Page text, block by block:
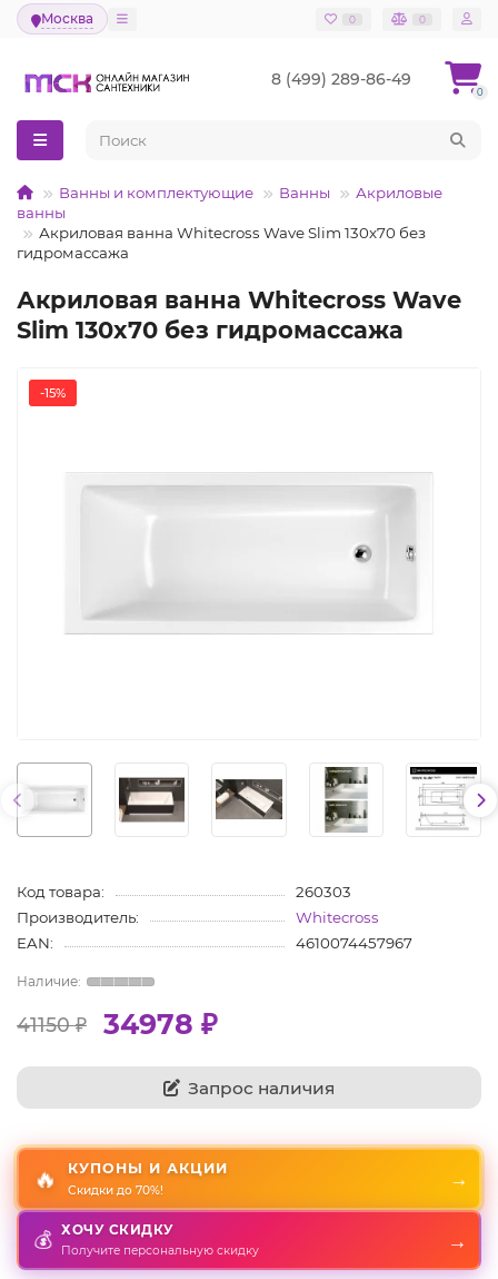
Москва 0 0
8 (499) 289-86-49
0
Ванны и комплектующие Ванны
Акриловые
ванны
Акриловая ванна Whitecross Wave Slim 130x70 без
гидромассажа
Акриловая ванна Whitecross Wave
Slim 130x70 без гидромассажа
-15%
Код товара:
260303
Производитель:
Whitecross
EAN:
4610074457967
41150 ₽ 34978 ₽
Запрос наличия
🔥 КУПОНЫ И АКЦИИ
Скидки до 70%!
→
💰 ХОЧУ СКИДКУ
Получите персональную скидку →